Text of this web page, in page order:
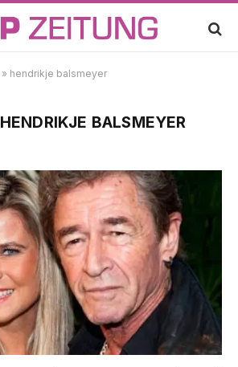
» hendrikje balsmeyer
HENDRIKJE BALSMEYER